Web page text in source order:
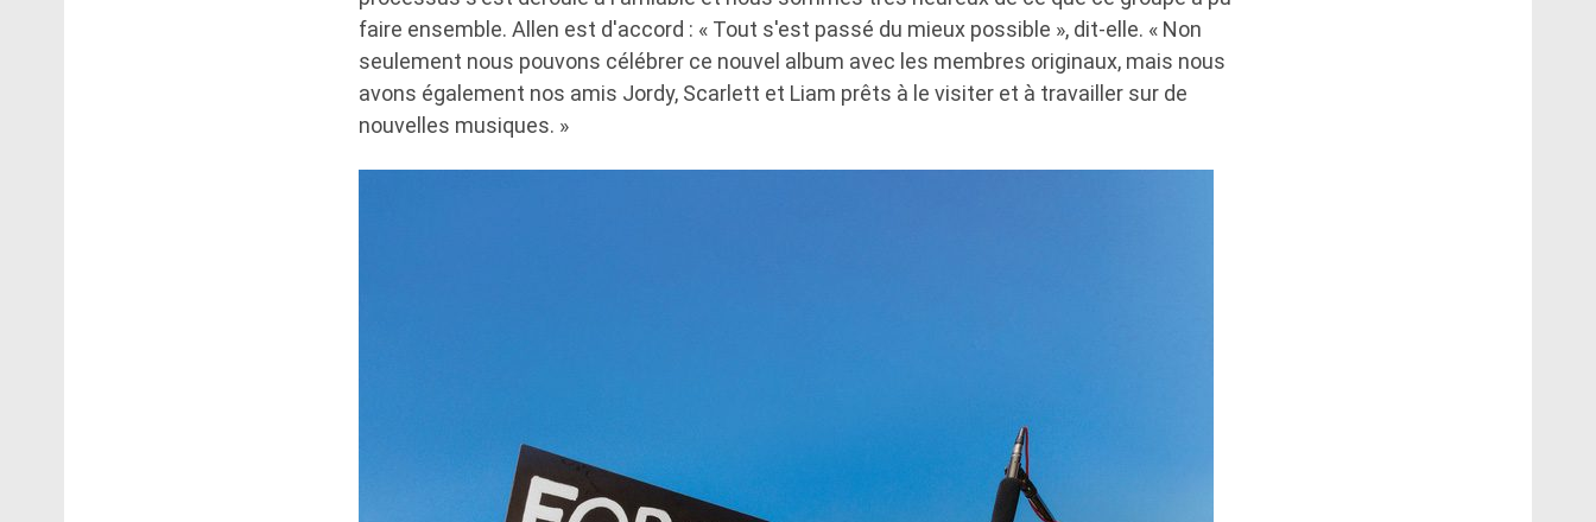
faire ensemble. Allen est d'accord : « Tout s'est passé du mieux possible », dit-elle. « Non
seulement nous pouvons célébrer ce nouvel album avec les membres originaux, mais nous
avons également nos amis Jordy, Scarlett et Liam prêts à le visiter et à travailler sur de
nouvelles musiques. »